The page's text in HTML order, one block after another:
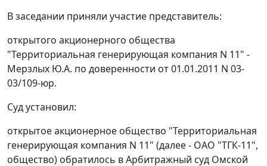
В заседании приняли участие представитель:
открытого акционерного общества
"Территориальная генерирующая компания N 11" -
Мерзлых Ю.А. по доверенности от 01.01.2011 N 03-
03/109-юр.
Суд установил:
открытое акционерное общество "Территориальная
генерирующая компания N 11" (далее - ОАО "ТГК-11",
общество) обратилось в Арбитражный суд Омской